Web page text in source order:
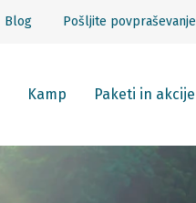
Blog Pošljite povpraševanje
Kamp Paketi in akcije